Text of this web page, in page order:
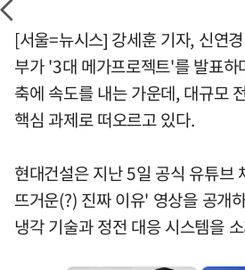
[서울=뉴시스] 강세훈 기자, 신연
부가 '3대 메가프로젝트'를 발표
축에 속도를 내는 가운데, 대규모
핵심 과제로 떠오르고 있다.
현대건설은 지난 5일 공식 유튜브
뜨거운(?) 진짜 이유' 영상을 공개
냉각 기술과 정전 대응 시스템을